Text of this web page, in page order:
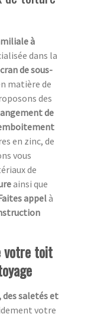
à
dans la
de sous-
matière de
des
de
en zinc, de
vous
de
ainsi que
appelà
votre toit
saletés et
votre